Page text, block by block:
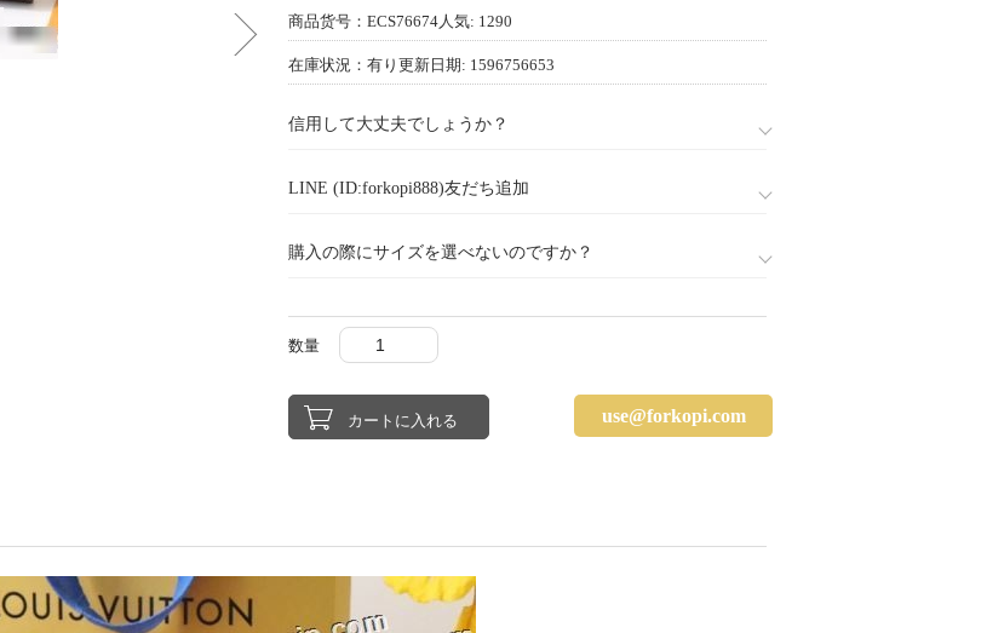
商品货号：ECS76674人気: 1290
在庫状況：有り 更新日期: 1596756653
信用して大丈夫でしょうか？
LINE (ID:forkopi888)友だち追加
購入の際にサイズを選べないのですか？
数量
use@forkopi.com